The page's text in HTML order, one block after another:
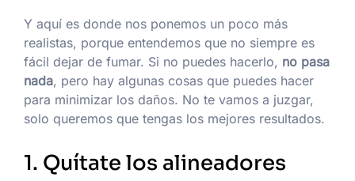
Y aquí es donde nos ponemos un poco más
realistas, porque entendemos que no siempre es
fácil dejar de fumar. Si no puedes hacerlo, no pasa
nada, pero hay algunas cosas que puedes hacer
para minimizar los daños. No te vamos a juzgar,
solo queremos que tengas los mejores resultados.
1. Quítate los alineadores